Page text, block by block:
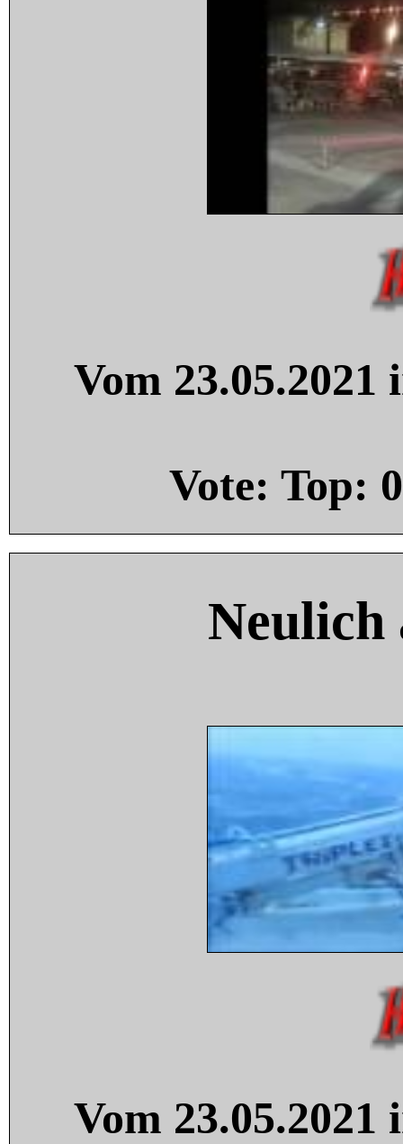
Vom
Vote: Top: 0
Neulich
Vom